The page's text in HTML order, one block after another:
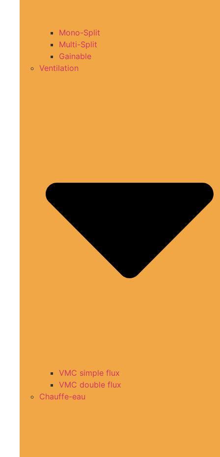
Mono-Split
Multi-Split
Gainable
Ventilation
VMC simple flux
VMC double flux
Chauffe-eau